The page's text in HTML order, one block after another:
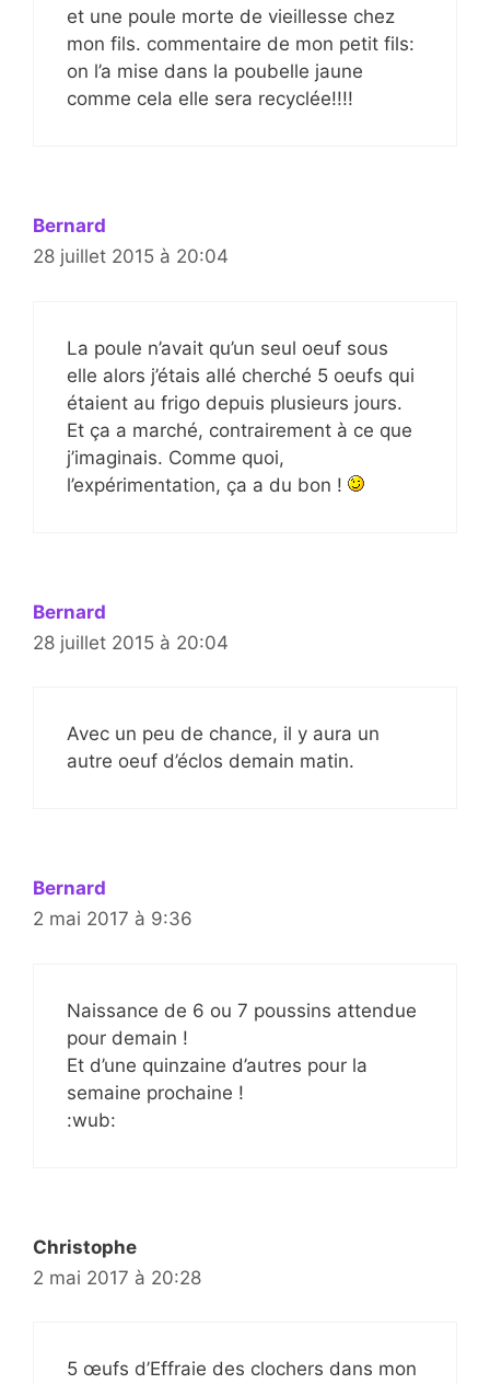
et une poule morte de vieillesse chez
mon fils. commentaire de mon petit fils:
on l’a mise dans la poubelle jaune
comme cela elle sera recyclée!!!!
Bernard
28 juillet 2015 à 20:04
La poule n’avait qu’un seul oeuf sous
elle alors j’étais allé cherché 5 oeufs qui
étaient au frigo depuis plusieurs jours.
Et ça a marché, contrairement à ce que
j’imaginais. Comme quoi,
l’expérimentation, ça a du bon !
Bernard
28 juillet 2015 à 20:04
Avec un peu de chance, il y aura un
autre oeuf d’éclos demain matin.
Bernard
2 mai 2017 à 9:36
Naissance de 6 ou 7 poussins attendue
pour demain !
Et d’une quinzaine d’autres pour la
semaine prochaine !
:wub:
Christophe
2 mai 2017 à 20:28
5 œufs d’Effraie des clochers dans mon